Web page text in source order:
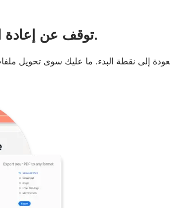
توقف عن إعادة الكتابة. ابدأ بتحقيق التقدم.